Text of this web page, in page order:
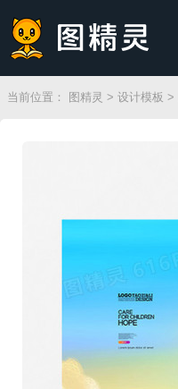
当前位置： 图精灵 > 设计模板 >